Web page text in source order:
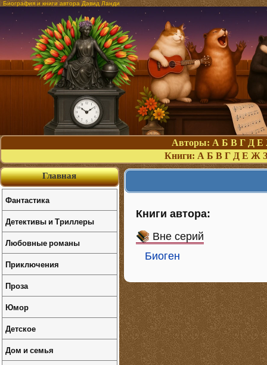
Биография и книги автора Давид Ланди
Авторы: А Б В Г Д Е
Книги: А Б В Г Д Е Ж З
Книги автора:
Вне серий
Биоген
Главная
Фантастика
Детективы и Триллеры
Любовные романы
Приключения
Проза
Юмор
Детское
Дом и семья